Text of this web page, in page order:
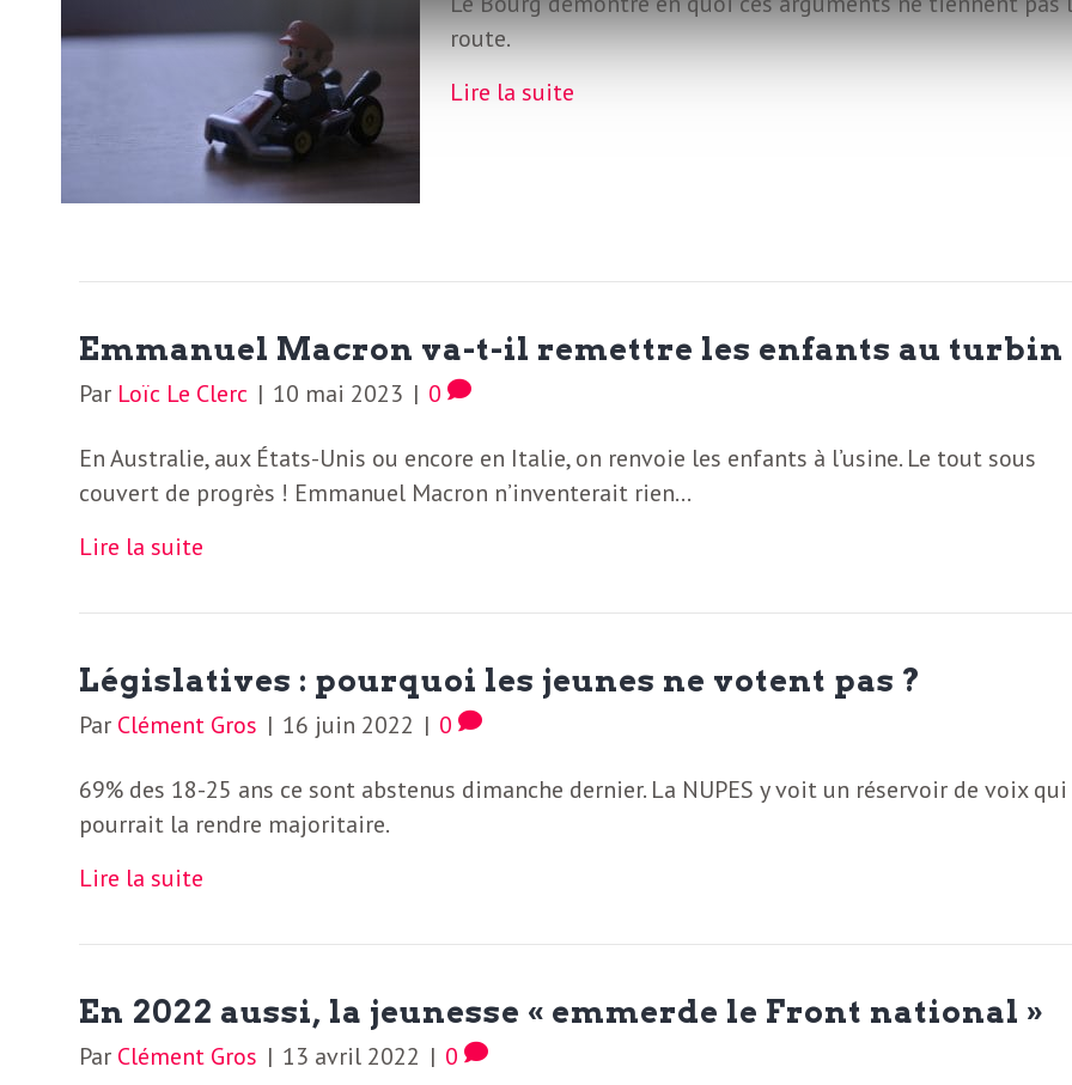
L
t
r
e
d
e
R
e
g
a
r
d
s
route.
Lire la suite
Emmanuel Macron va-t-il remettre les enfants au turbin
Par Loïc Le Clerc | 10 mai 2023 | 0
En Australie, aux États-Unis ou encore en Italie, on renvoie les enfants à l’usine. Le tout sous
couvert de progrès ! Emmanuel Macron n’inventerait rien…
Lire la suite
Législatives : pourquoi les jeunes ne votent pas ?
Par Clément Gros | 16 juin 2022 | 0
69% des 18-25 ans ce sont abstenus dimanche dernier. La NUPES y voit un réservoir de voix qui
pourrait la rendre majoritaire.
Lire la suite
En 2022 aussi, la jeunesse « emmerde le Front national »
Par Clément Gros | 13 avril 2022 | 0